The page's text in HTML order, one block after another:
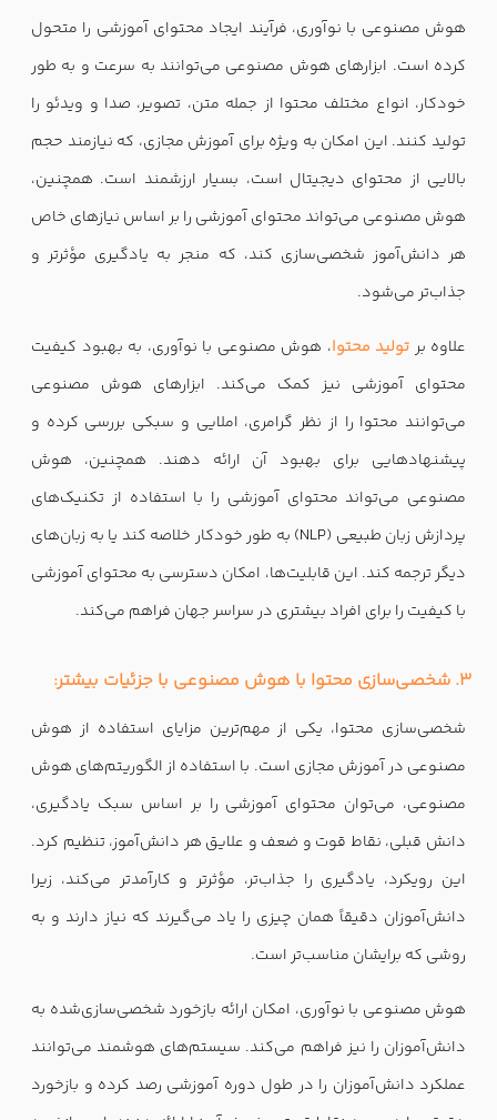
هوش مصنوعی با نوآوری، فرآیند ایجاد محتوای آموزشی را متحول
کرده است. ابزارهای هوش مصنوعی می‌توانند به سرعت و به طور
خودکار، انواع مختلف محتوا از جمله متن، تصویر، صدا و ویدئو را
تولید کنند. این امکان به ویژه برای آموزش مجازی، که نیازمند حجم
بالایی از محتوای دیجیتال است، بسیار ارزشمند است. همچنین،
هوش مصنوعی می‌تواند محتوای آموزشی را بر اساس نیازهای خاص
هر دانش‌آموز شخصی‌سازی کند، که منجر به یادگیری مؤثرتر و
جذاب‌تر می‌شود.
علاوه بر تولید محتوا، هوش مصنوعی با نوآوری، به بهبود کیفیت
محتوای آموزشی نیز کمک می‌کند. ابزارهای هوش مصنوعی
می‌توانند محتوا را از نظر گرامری، املایی و سبکی بررسی کرده و
پیشنهادهایی برای بهبود آن ارائه دهند. همچنین، هوش
مصنوعی می‌تواند محتوای آموزشی را با استفاده از تکنیک‌های
پردازش زبان طبیعی (NLP) به طور خودکار خلاصه کند یا به زبان‌های
دیگر ترجمه کند. این قابلیت‌ها، امکان دسترسی به محتوای آموزشی
با کیفیت را برای افراد بیشتری در سراسر جهان فراهم می‌کند.
3. شخصی‌سازی محتوا با هوش مصنوعی با جزئیات بیشتر:
شخصی‌سازی محتوا، یکی از مهم‌ترین مزایای استفاده از هوش
مصنوعی در آموزش مجازی است. با استفاده از الگوریتم‌های هوش
مصنوعی، می‌توان محتوای آموزشی را بر اساس سبک یادگیری،
دانش قبلی، نقاط قوت و ضعف و علایق هر دانش‌آموز، تنظیم کرد.
این رویکرد، یادگیری را جذاب‌تر، مؤثرتر و کارآمدتر می‌کند، زیرا
دانش‌آموزان دقیقاً همان چیزی را یاد می‌گیرند که نیاز دارند و به
روشی که برایشان مناسب‌تر است.
هوش مصنوعی با نوآوری، امکان ارائه بازخورد شخصی‌سازی‌شده به
دانش‌آموزان را نیز فراهم می‌کند. سیستم‌های هوشمند می‌توانند
عملکرد دانش‌آموزان را در طول دوره آموزشی رصد کرده و بازخورد